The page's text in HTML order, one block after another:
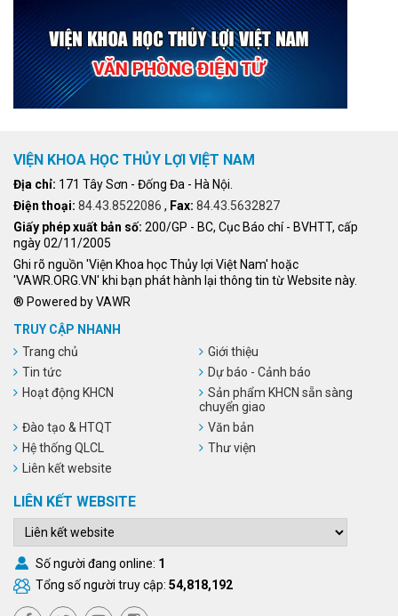
VIỆN KHOA HỌC THỦY LỢI VIỆT NAM
Địa chỉ: 171 Tây Sơn - Đống Đa - Hà Nội.
Điện thoại: 84.43.8522086 , Fax: 84.43.5632827
Giấy phép xuất bản số: 200/GP - BC, Cục Báo chí - BVHTT, cấp
ngày 02/11/2005
Ghi rõ nguồn 'Viện Khoa học Thủy lợi Việt Nam' hoặc
'VAWR.ORG.VN' khi bạn phát hành lại thông tin từ Website này.
® Powered by VAWR
TRUY CẬP NHANH
Trang chủ
Giới thiệu
Tin tức
Dự báo - Cảnh báo
Hoạt động KHCN
Sản phẩm KHCN sẵn sàng
chuyển giao
Đào tạo & HTQT
Văn bản
Hệ thống QLCL
Thư viện
Liên kết website
LIÊN KẾT WEBSITE
Số người đang online: 1
Tổng số người truy cập: 54,818,192